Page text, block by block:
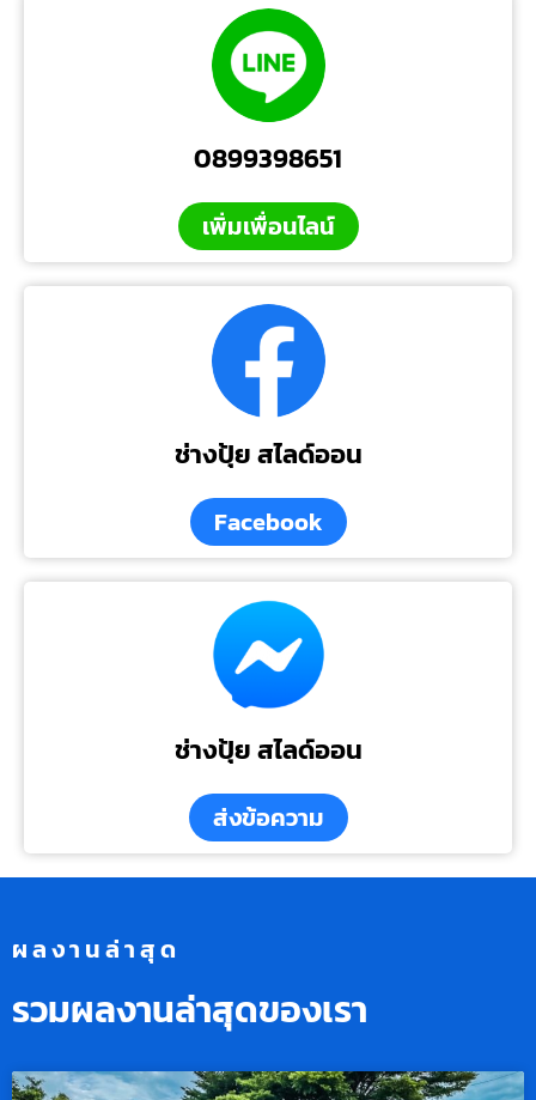
0899398651
เพิ่มเพื่อนไลน์
ช่างปุ้ย สไลด์ออน
Facebook
ช่างปุ้ย สไลด์ออน
ส่งข้อความ
ผลงานล่าสุด
รวมผลงานล่าสุดของเรา